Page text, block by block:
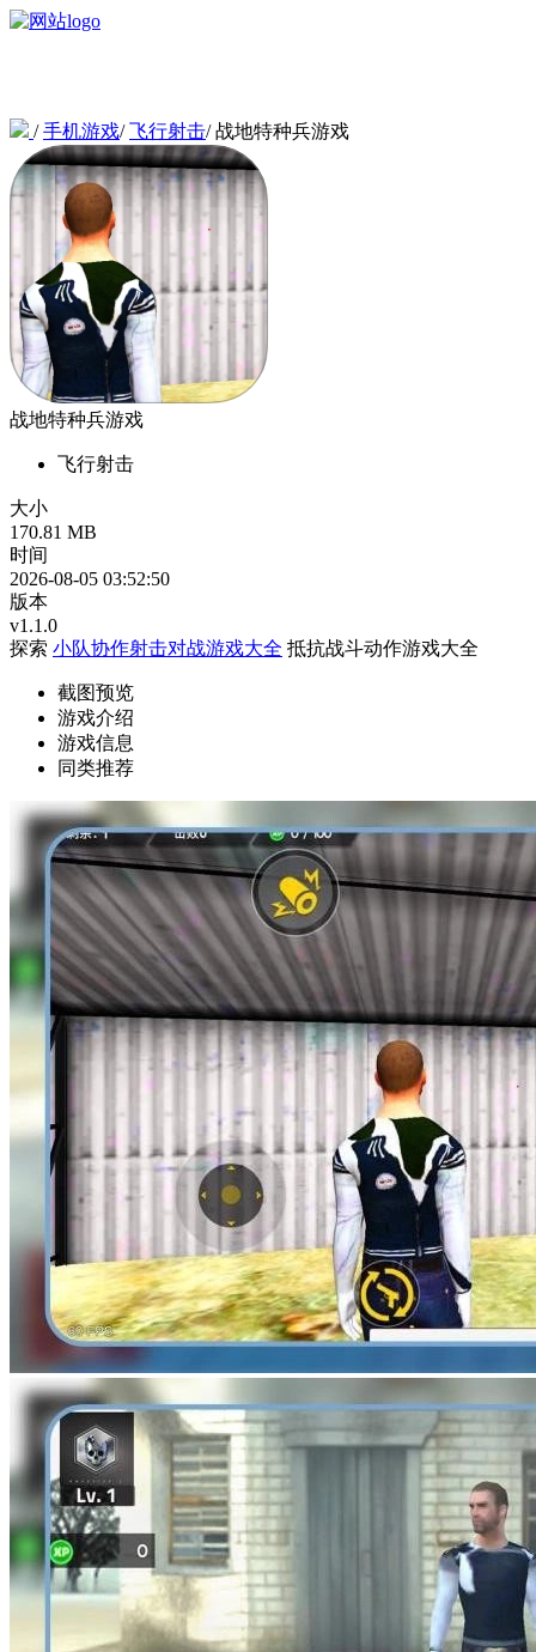
/手机游戏/飞行射击/战地特种兵游戏
战地特种兵游戏
飞行射击
大小
170.81 MB
时间
2026-08-05 03:52:50
版本
v1.1.0
探索 小队协作射击对战游戏大全 抵抗战斗动作游戏大全
截图预览
游戏介绍
游戏信息
同类推荐